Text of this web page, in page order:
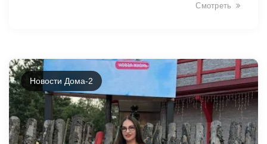
Смотреть
Новости Дома-2